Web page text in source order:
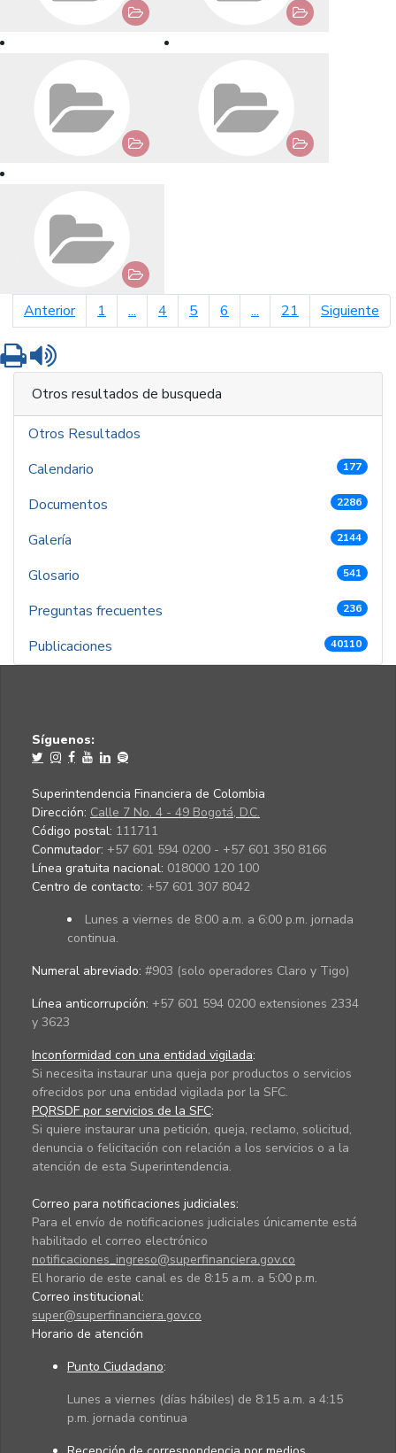
Anteriorpágina anterior
1 ... 4 5 6 ... 21 Siguiente
Imprimir
Otros resultados de busqueda
Otros Resultados
Calendario
177
Documentos 2286
Galería 2144
Glosario 541
Preguntas frecuentes 236
Publicaciones 40110
Síguenos:
Superintendencia Financiera de Colombia
Dirección: Calle 7 No. 4 - 49 Bogotá, D.C.
Código postal: 111711
Conmutador: +57 601 594 0200 - +57 601 350 8166
Línea gratuita nacional: 018000 120 100
Centro de contacto: +57 601 307 8042
Lunes a viernes de 8:00 a.m. a 6:00 p.m. jornada
continua.
Numeral abreviado: #903 (solo operadores Claro y Tigo)
Línea anticorrupción: +57 601 594 0200 extensiones 2334
y 3623
Inconformidad con una entidad vigilada:
Si necesita instaurar una queja por productos o servicios
ofrecidos por una entidad vigilada por la SFC.
PQRSDF por servicios de la SFC:
Si quiere instaurar una petición, queja, reclamo, solicitud,
denuncia o felicitación con relación a los servicios o a la
atención de esta Superintendencia.
Correo para notificaciones judiciales:
Para el envío de notificaciones judiciales únicamente está
habilitado el correo electrónico
notificaciones_ingreso@superfinanciera.gov.co
El horario de este canal es de 8:15 a.m. a 5:00 p.m.
Correo institucional:
super@superfinanciera.gov.co
Horario de atención
Punto Ciudadano:
Lunes a viernes (días hábiles) de 8:15 a.m. a 4:15
p.m. jornada continua